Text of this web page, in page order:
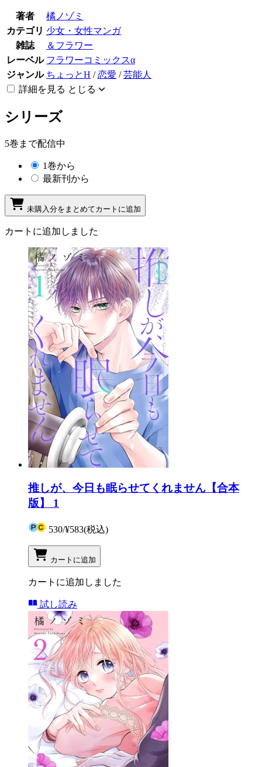
著者
橘ノゾミ
カテゴリ 少女・女性マンガ
雑誌
＆フラワー
レーベル フラワーコミックスα
ジャンル ちょっとH /恋愛 /芸能人
詳細を見る とじる
シリーズ
5巻まで配信中
1巻から
最新刊から
未購入分をまとめてカートに追加
カートに追加しました
推しが、今日も眠らせてくれません【合本
版】 1
530/¥583(税込)
カートに追加
カートに追加しました
試し読み